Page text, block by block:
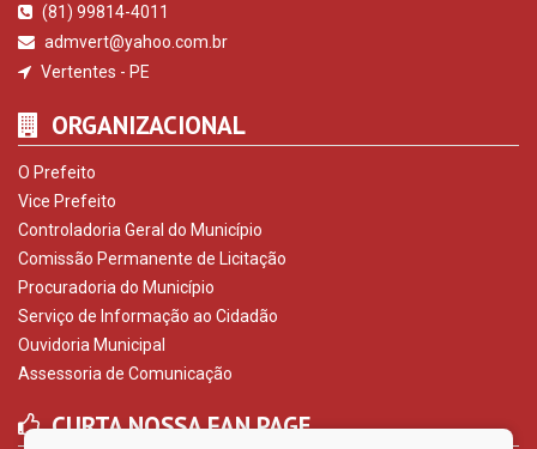
(81) 99814-4011
admvert@yahoo.com.br
Vertentes - PE
ORGANIZACIONAL
O Prefeito
Vice Prefeito
Controladoria Geral do Município
Comissão Permanente de Licitação
Procuradoria do Município
Serviço de Informação ao Cidadão
Ouvidoria Municipal
Assessoria de Comunicação
CURTA NOSSA FAN PAGE